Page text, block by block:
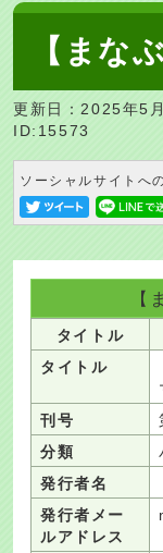
【まな
更新日：2025年5
ID:15573
ソーシャルサイトへ
【
タイトル
タイトル
刊号
分類
発行者名
発行者メー
ルアドレス